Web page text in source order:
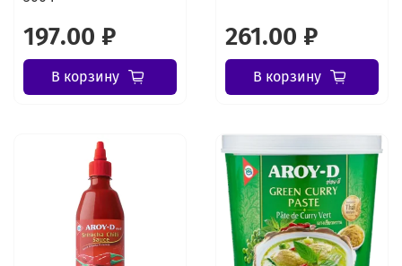
197.00 ₽
В корзину
261.00 ₽
В корзину